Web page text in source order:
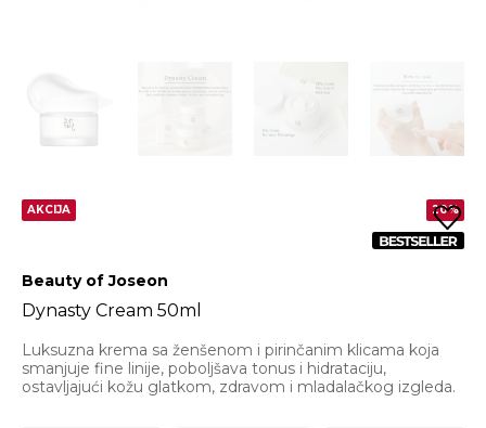
AKCIJA 20%
Beauty of Joseon
Dynasty Cream 50ml
Luksuzna krema sa ženšenom i pirinčanim klicama koja
smanjuje fine linije, poboljšava tonus i hidrataciju,
ostavljajući kožu glatkom, zdravom i mladalačkog izgleda.